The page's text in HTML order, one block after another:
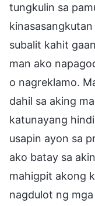
tungkulin sa
subalit kahit
man ako
o nagreklamo.
dahil sa aking
katunayang
usapin ayon sa
ako batay sa
mahigpit akong
nagdulot ng